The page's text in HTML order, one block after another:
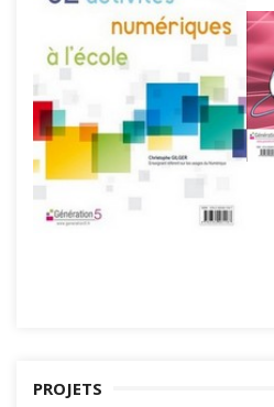
PROJETS